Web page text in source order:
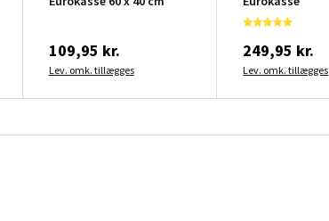
109,95 kr.
Lev. omk. tillægges
249,95 kr.
Lev. omk. tillægges